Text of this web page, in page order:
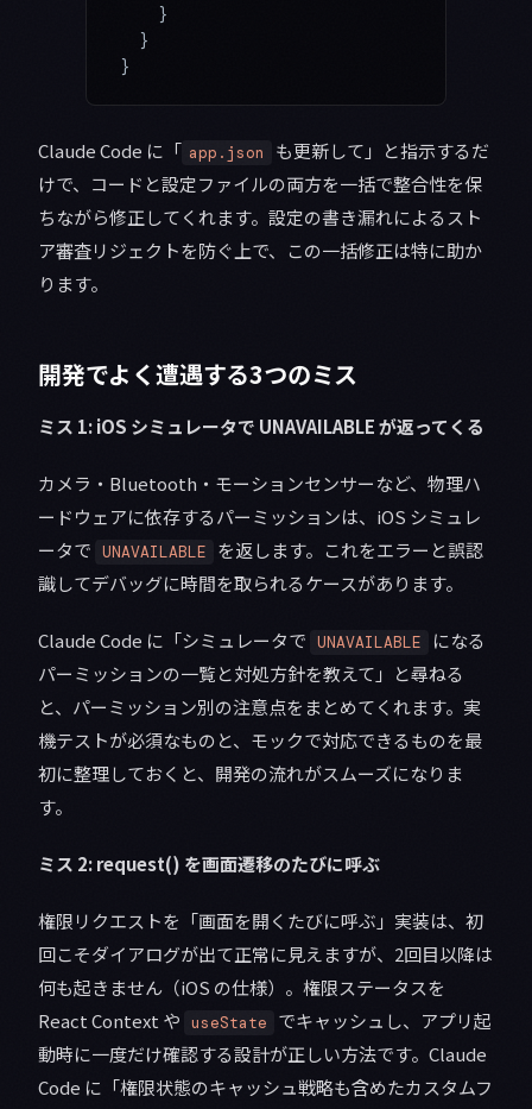
    }
  }
}
Claude Code に「 app.json
も更新して」と指示するだ
けで、コードと設定ファイルの両方を一括で整合性を保
ちながら修正してくれます。設定の書き漏れによるスト
ア審査リジェクトを防ぐ上で、この一括修正は特に助か
ります。
開発でよく遭遇する3つのミス
ミス 1: iOS シミュレータで UNAVAILABLE が返ってくる
カメラ・Bluetooth・モーションセンサーなど、物理ハ
ードウェアに依存するパーミッションは、iOS シミュレ
ータで UNAVAILABLE
を返します。これをエラーと誤認
識してデバッグに時間を取られるケースがあります。
Claude Code に「シミュレータで UNAVAILABLE
になる
パーミッションの一覧と対処方針を教えて」と尋ねる
と、パーミッション別の注意点をまとめてくれます。実
機テストが必須なものと、モックで対応できるものを最
初に整理しておくと、開発の流れがスムーズになりま
す。
ミス 2: request() を画面遷移のたびに呼ぶ
権限リクエストを「画面を開くたびに呼ぶ」実装は、初
回こそダイアログが出て正常に見えますが、2回目以降は
何も起きません（iOS の仕様）。権限ステータスを
React Context や useState
でキャッシュし、アプリ起
動時に一度だけ確認する設計が正しい方法です。Claude
Code に「権限状態のキャッシュ戦略も含めたカスタムフ